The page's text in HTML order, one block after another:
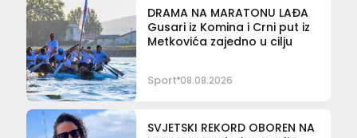
DRAMA NA MARATONU LAĐA
Gusari iz Komina i Crni put iz
Metkovića zajedno u cilju
Sport 08.08.2026
SVJETSKI REKORD OBOREN NA